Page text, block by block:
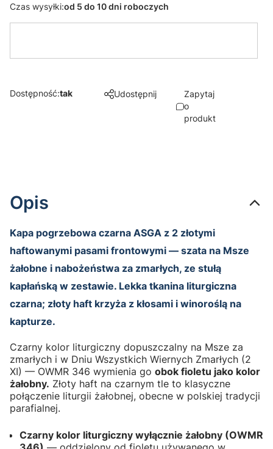
Czas wysyłki:od 5 do 10 dni roboczych
Dostępność:tak Udostępnij
Zapytaj
o
produkt
Opis
Kapa pogrzebowa czarna ASGA z 2 złotymi
haftowanymi pasami frontowymi — szata na Msze
żałobne i nabożeństwa za zmarłych, ze stułą
kapłańską w zestawie. Lekka tkanina liturgiczna
czarna; złoty haft krzyża z kłosami i winoroślą na
kapturze.
Czarny kolor liturgiczny dopuszczalny na Msze za
zmarłych i w Dniu Wszystkich Wiernych Zmarłych (2
XI) — OWMR 346 wymienia go obok fioletu jako kolor
żałobny. Złoty haft na czarnym tle to klasyczne
połączenie liturgii żałobnej, obecne w polskiej tradycji
parafialnej.
Czarny kolor liturgiczny wyłącznie żałobny (OWMR